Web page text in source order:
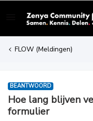
FLOW (Meldingen)
BEANTWOORD
Hoe lang blijven
formulier